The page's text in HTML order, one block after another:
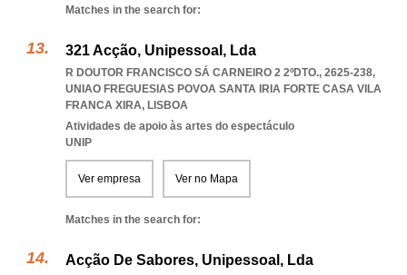
Matches in the search for:
321 Acção, Unipessoal, Lda
R DOUTOR FRANCISCO SÁ CARNEIRO 2 2ºDTO., 2625-238,
UNIAO FREGUESIAS POVOA SANTA IRIA FORTE CASA VILA
FRANCA XIRA, LISBOA
Atividades de apoio às artes do espectáculo
UNIP
Ver empresa Ver no Mapa
Matches in the search for:
Acção De Sabores, Unipessoal, Lda